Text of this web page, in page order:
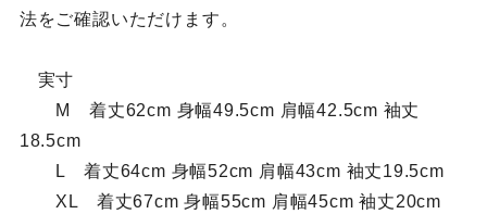
法をご確認いただけます。
実寸
M 着丈62cm 身幅49.5cm 肩幅42.5cm 袖丈
18.5cm
L 着丈64cm 身幅52cm 肩幅43cm 袖丈19.5cm
XL 着丈67cm 身幅55cm 肩幅45cm 袖丈20cm